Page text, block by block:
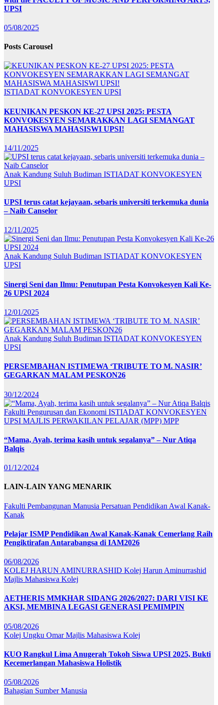
UPSI
05/08/2025
Posts Carousel
ISTIADAT KONVOKESYEN UPSI
KEUNIKAN PESKON KE-27 UPSI 2025: PESTA
KONVOKESYEN SEMARAKKAN LAGI SEMANGAT
MAHASISWA MAHASISWI UPSI!
14/11/2025
Anak Kandung Suluh Budiman ISTIADAT KONVOKESYEN
UPSI
UPSI terus catat kejayaan, sebaris universiti terkemuka dunia
– Naib Canselor
12/11/2025
Anak Kandung Suluh Budiman ISTIADAT KONVOKESYEN
UPSI
Sinergi Seni dan Ilmu: Penutupan Pesta Konvokesyen Kali Ke-
26 UPSI 2024
12/01/2025
Anak Kandung Suluh Budiman ISTIADAT KONVOKESYEN
UPSI
PERSEMBAHAN ISTIMEWA ‘TRIBUTE TO M. NASIR’
GEGARKAN MALAM PESKON26
30/12/2024
Fakulti Pengurusan dan Ekonomi ISTIADAT KONVOKESYEN
UPSI MAJLIS PERWAKILAN PELAJAR (MPP) MPP
“Mama, Ayah, terima kasih untuk segalanya” – Nur Atiqa
Balqis
01/12/2024
LAIN-LAIN YANG MENARIK
Fakulti Pembangunan Manusia Persatuan Pendidikan Awal Kanak-
Kanak
Pelajar ISMP Pendidikan Awal Kanak-Kanak Cemerlang Raih
Pengiktirafan Antarabangsa di IAM2026
06/08/2026
KOLEJ HARUN AMINURRASHID Kolej Harun Aminurrashid
Majlis Mahasiswa Kolej
AETHERIS MMKHAR SIDANG 2026/2027: DARI VISI KE
AKSI, MEMBINA LEGASI GENERASI PEMIMPIN
05/08/2026
Kolej Ungku OmarMajlis Mahasiswa Kolej
KUO Rangkul Lima Anugerah Tokoh Siswa UPSI 2025, Bukti
Kecemerlangan Mahasiswa Holistik
05/08/2026
Bahagian Sumber Manusia